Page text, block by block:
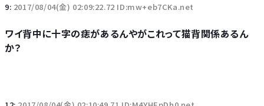
9: 2017/08/04(金) 02:09:22.72 ID:mw+eb7CKa.net
ワイ背中に十字の痣があるんやがこれって猫背関係あるん
か？